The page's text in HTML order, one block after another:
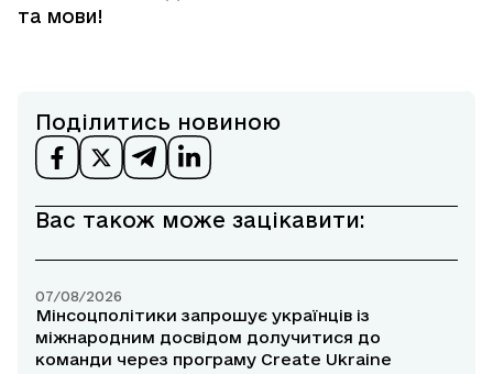
та мови!
Поділитись новиною
Вас також може зацікавити:
07/08/2026
Мінсоцполітики запрошує українців із
міжнародним досвідом долучитися до
команди через програму Create Ukraine